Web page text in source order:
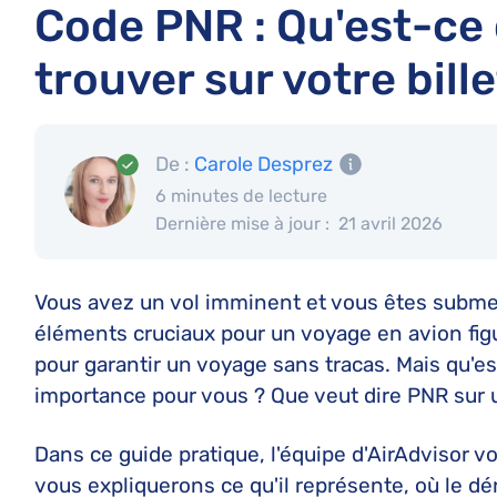
Code PNR : Qu'est-
trouver sur votre
De : Carole Desprez
6 minutes de lecture
Dernière mise à jour : 21 avril 2026
Vous avez un vol imminent et vous êtes
éléments cruciaux pour un voyage en avion
pour garantir un voyage sans tracas. Mais
importance pour vous ? Que veut dire PNR sur
Dans ce guide pratique, l'équipe d'AirAdvisor
vous expliquerons ce qu'il représente, où le